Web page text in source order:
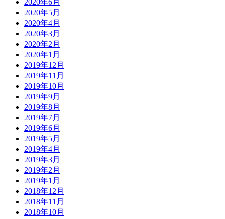
2020年6月
2020年5月
2020年4月
2020年3月
2020年2月
2020年1月
2019年12月
2019年11月
2019年10月
2019年9月
2019年8月
2019年7月
2019年6月
2019年5月
2019年4月
2019年3月
2019年2月
2019年1月
2018年12月
2018年11月
2018年10月